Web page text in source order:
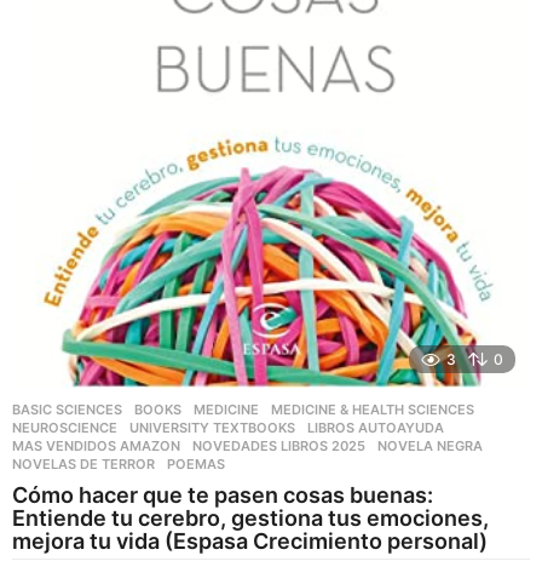
3 0
BASIC SCIENCES ,BOOKS ,MEDICINE ,MEDICINE & HEALTH SCIENCES
NEUROSCIENCE
,UNIVERSITY TEXTBOOKS LIBROS AUTOAYUDA
MAS VENDIDOS AMAZON
,NOVEDADES LIBROS 2025 ,NOVELA NEGRA
NOVELAS DE TERROR
,POEMAS
Cómo hacer que te pasen cosas buenas:
Entiende tu cerebro, gestiona tus emociones,
mejora tu vida (Espasa Crecimiento personal)